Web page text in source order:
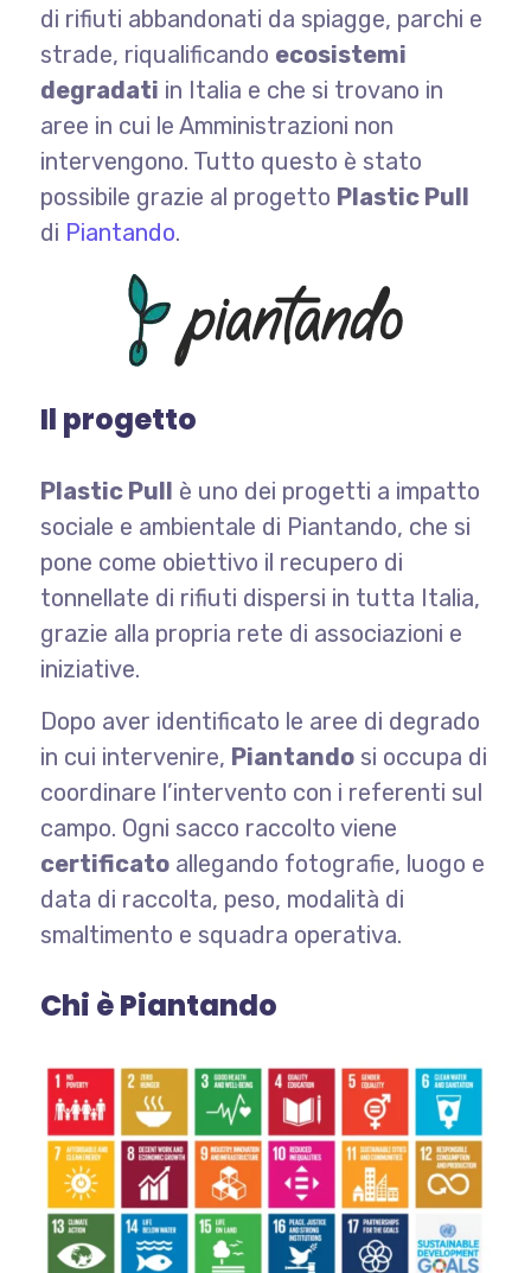
di rifiuti abbandonati da spiagge, parchi e
strade, riqualificando ecosistemi
degradati in Italia e che si trovano in
aree in cui le Amministrazioni non
intervengono. Tutto questo è stato
possibile grazie al progetto Plastic Pull
di Piantando.
Il progetto
Plastic Pull è uno dei progetti a impatto
sociale e ambientale di Piantando, che si
pone come obiettivo il recupero di
tonnellate di rifiuti dispersi in tutta Italia,
grazie alla propria rete di associazioni e
iniziative.
Dopo aver identificato le aree di degrado
in cui intervenire, Piantandosi occupa di
coordinare l’intervento con i referenti sul
campo. Ogni sacco raccolto viene
certificatoallegando fotografie, luogo e
data di raccolta, peso, modalità di
smaltimento e squadra operativa.
Chi è Piantando